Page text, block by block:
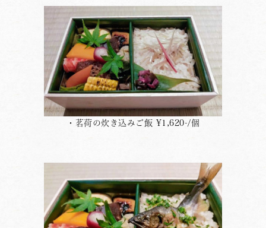
・茗荷の炊き込みご飯 ¥1,620-/個